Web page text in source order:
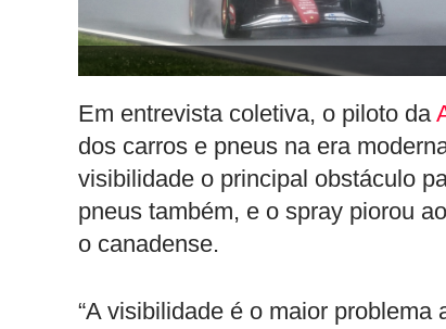
Em entrevista coletiva, o piloto da
dos carros e pneus na era
visibilidade o principal obstáculo
pneus também, e o spray piorou
o canadense.
“A visibilidade é o maior problema